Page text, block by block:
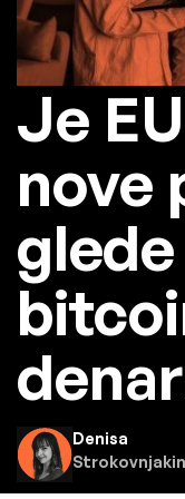
Je
nove
Denisa